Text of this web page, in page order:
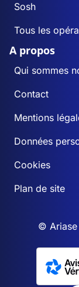
Sosh
Tous les
A propos
Qui sommes
Contact
Mentions
Données
Cookies
Plan de site
© Ariase